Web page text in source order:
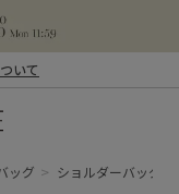
いて
ッグ ショルダーバッグ